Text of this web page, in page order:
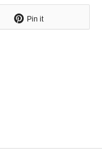
Pin it